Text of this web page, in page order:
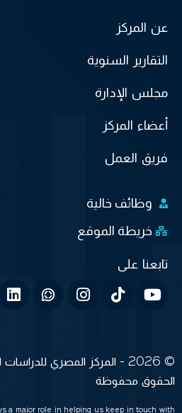
عن المركز
التقارير السنوية
مجلس الإدارة
أعضاء المركز
فريق العمل
وظائف خالية
خريطة الموقع
الحقوق محفوظة
a major role in helping us keep in touch with